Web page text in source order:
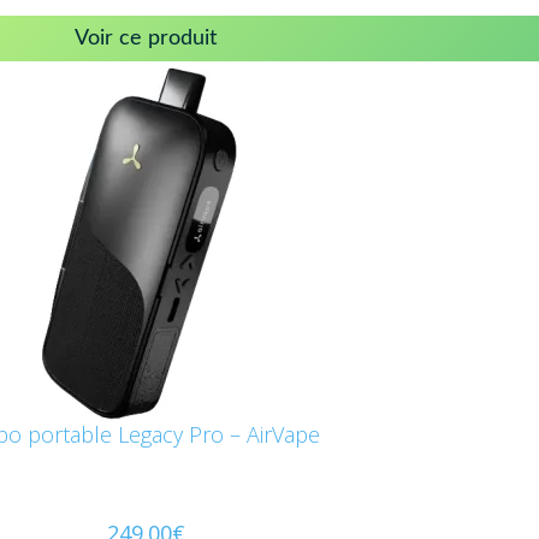
Voir ce produit
portable Legacy Pro – AirVape
249.00€